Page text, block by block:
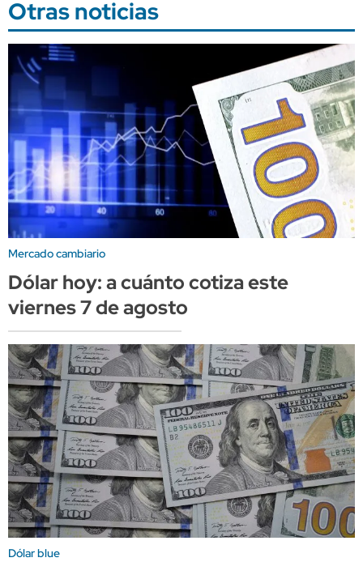
Otras noticias
Mercado cambiario
Dólar hoy: a cuánto cotiza este
viernes 7 de agosto
Dólar blue